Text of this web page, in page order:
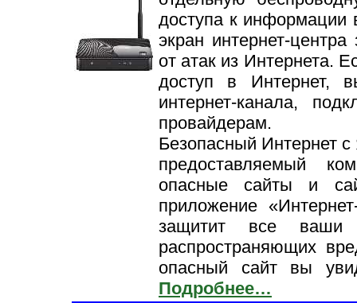
доступа к информации
экран интернет-
от атак из Интернета.
доступ в Интернет,
интернет-канала,
провайдерам.
Безопасный Интернет
предоставляемый
опасные сайты и
приложение
защитит все ваши
распространяющих
опасный сайт вы
Подробнее…